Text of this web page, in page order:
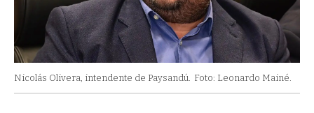
Nicolás Olivera, intendente de Paysandú. Foto: Leonardo Mainé.